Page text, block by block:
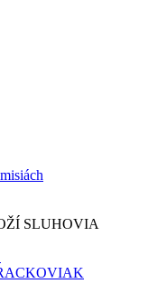
SLUHOVIA